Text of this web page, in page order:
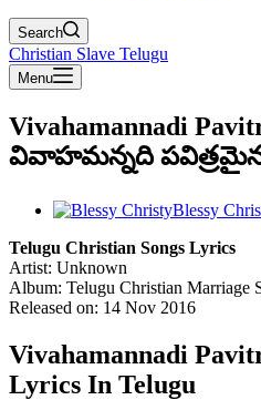
Search
Christian Slave Telugu
Menu
Vivahamannadi
వివాహమన్నది
Blessy
Telugu Christian Songs Lyrics
Artist: Unknown
Album: Telugu Christian Marriage
Released on: 14 Nov 2016
Vivahamannadi
Lyrics In Telugu